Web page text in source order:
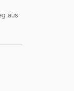
aus